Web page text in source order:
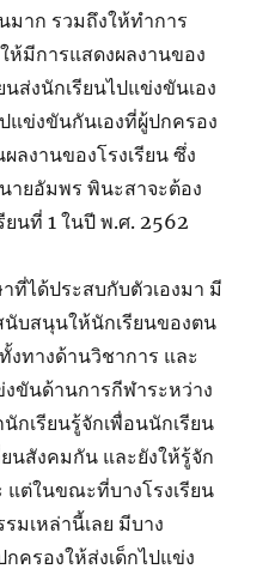
มาก รวมถึงให้ทำการ
ห้มีการแสดงผลงานของ
นส่งนักเรียนไปแข่งขันเอง
แข่งขันกันเองที่ผู้ปกครอง
ลงานของโรงเรียน ซึ่ง
ายอัมพร พินะสาจะต้อง
นที่ 1 ในปี พ.ศ. 2562
ได้ประสบกับตัวเองมา มี
นับสนุนให้นักเรียนของตน
งทางด้านวิชาการ และ
ขันด้านการกีฬาระหว่าง
นักเรียนรู้จักเพื่อนนักเรียน
นสังคมกัน และยังให้รู้จัก
ต่ในขณะที่บางโรงเรียน
มเหล่านี้เลย มีบาง
ครองให้ส่งเด็กไปแข่ง